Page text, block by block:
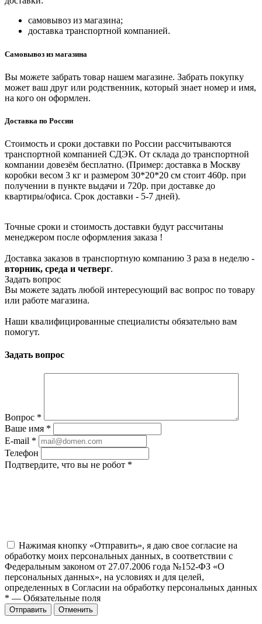
самовывоз из магазина;
доставка транспортной компанией.
Самовывоз из магазина
Вы можете забрать товар нашем магазине. Забрать покупку
может ваш друг или родственник, который знает номер и имя,
на кого он оформлен.
Доставка по России
Стоимость и сроки доставки по России рассчитываются
транспортной компанией СДЭК. От склада до транспортной
компании довезём бесплатно. (Пример: доставка в Москву
коробки весом 3 кг и размером 30*20*20 см стоит 460р. при
получении в пункте выдачи и 720р. при доставке до
квартиры/офиса. Срок доставки - 5-7 дней).
Точные сроки и стоимость доставки будут рассчитаны
менеджером после оформления заказа !
Доставка заказов в транспортную компанию 3 раза в неделю -
вторник, среда и четверг.
Задать вопрос
Вы можете задать любой интересующий вас вопрос по товару
или работе магазина.
Наши квалифицированные специалисты обязательно вам
помогут.
Задать вопрос
Вопрос *
Ваше имя *
E-mail *
Телефон
Подтвердите, что вы не робот *
Нажимая кнопку «Отправить», я даю свое согласие на
обработку моих персональных данных, в соответствии с
Федеральным законом от 27.07.2006 года №152-ФЗ «О
персональных данных», на условиях и для целей,
определенных в Согласии на обработку персональных данных
* — Обязательные поля
Отправить Отменить